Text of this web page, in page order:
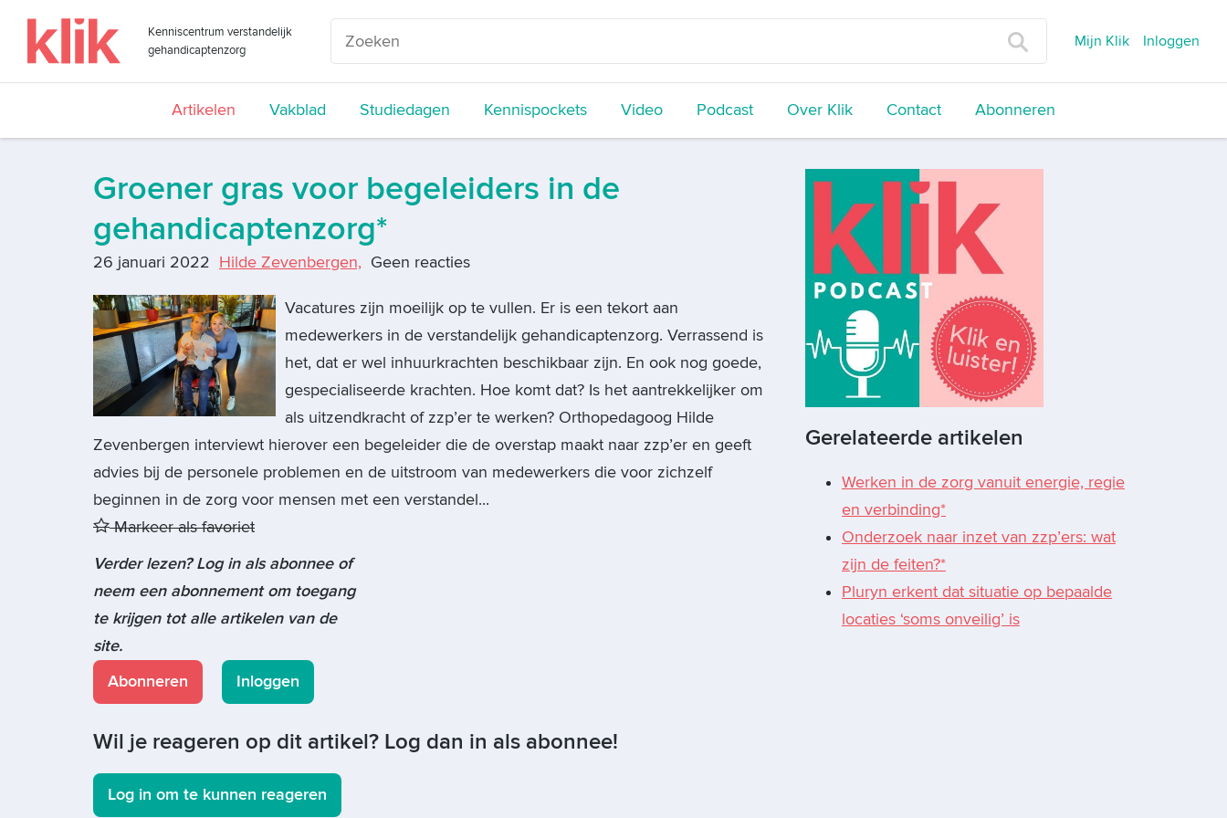
Kenniscentrum verstandelijk
gehandicaptenzorg
Mijn Klik Inloggen
Artikelen Vakblad Studiedagen Kennispockets Video Podcast Over Klik Contact Abonneren
Groener gras voor begeleiders in de
gehandicaptenzorg*
26 januari 2022 Hilde Zevenbergen, Geen reacties
Vacatures zijn moeilijk op te vullen. Er is een tekort aan
medewerkers in de verstandelijk gehandicaptenzorg. Verrassend is
het, dat er wel inhuurkrachten beschikbaar zijn. En ook nog goede,
gespecialiseerde krachten. Hoe komt dat? Is het aantrekkelijker om
als uitzendkracht of zzp’er te werken? Orthopedagoog Hilde
Zevenbergen interviewt hierover een begeleider die de overstap maakt naar zzp’er en geeft
advies bij de personele problemen en de uitstroom van medewerkers die voor zichzelf
beginnen in de zorg voor mensen met een verstandel...
Markeer als favoriet
Verder lezen? Log in als abonnee of
neem een abonnement om toegang
te krijgen tot alle artikelen van de
site.
Abonneren
Inloggen
Wil je reageren op dit artikel? Log dan in als abonnee!
Log in om te kunnen reageren
Gerelateerde artikelen
Werken in de zorg vanuit energie, regie
en verbinding*
Onderzoek naar inzet van zzp’ers: wat
zijn de feiten?*
Pluryn erkent dat situatie op bepaalde
locaties ‘soms onveilig’ is